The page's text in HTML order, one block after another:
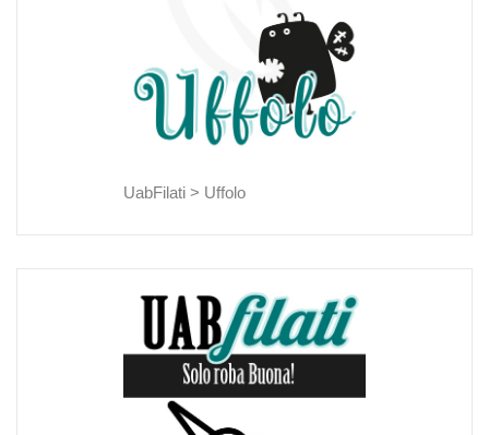
UabFilati > Uffolo